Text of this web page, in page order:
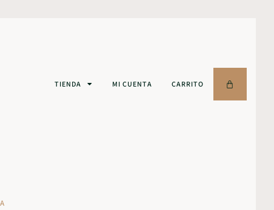
TIENDA MI CUENTA CARRITO